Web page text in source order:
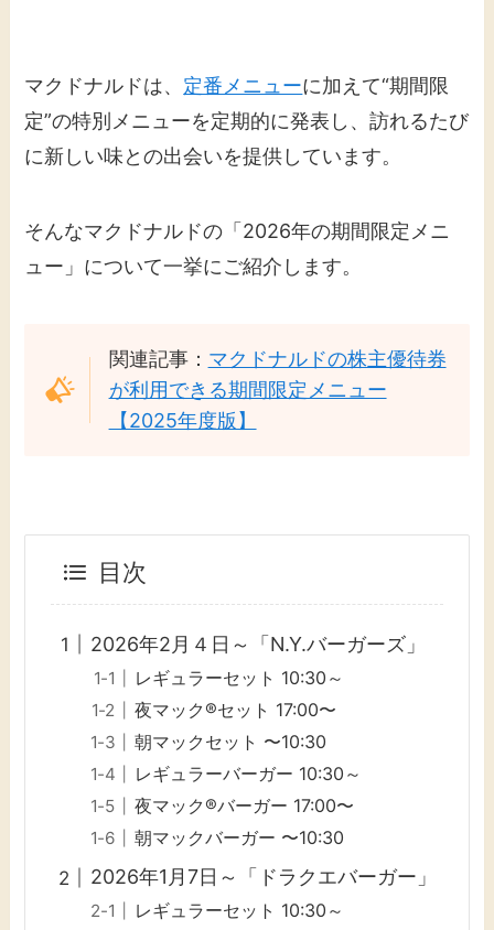
マクドナルドは、 定番メニューに加えて“期間限
定”の特別メニューを定期的に発表し、訪れるたび
に新しい味との出会いを提供しています。
そんなマクドナルドの「2026年の期間限定メニ
ュー」について一挙にご紹介します。
関連記事： マクドナルドの株主優待券
が利用できる期間限定メニュー
【2025年度版】
目次
2026年2月４日～「N.Y.バーガーズ」
レギュラーセット 10:30～
夜マック®セット 17:00〜
朝マックセット 〜10:30
レギュラーバーガー 10:30～
夜マック®バーガー 17:00〜
朝マックバーガー 〜10:30
2026年1月7日～「ドラクエバーガー」
レギュラーセット 10:30～